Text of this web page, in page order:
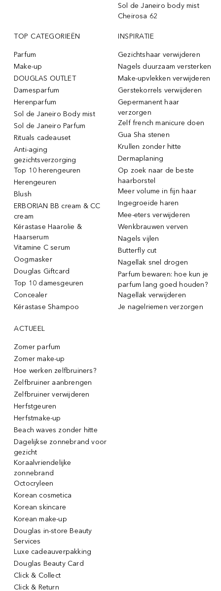
Sol de Janeiro body mist
Cheirosa 62
TOP CATEGORIEËN
Parfum
Make-up
DOUGLAS OUTLET
Damesparfum
Herenparfum
Sol de Janeiro Body mist
Sol de Janeiro Parfum
Rituals cadeauset
Anti-aging
gezichtsverzorging
Top 10 herengeuren
Herengeuren
Blush
ERBORIAN BB cream & CC
cream
Kérastase Haarolie &
Haarserum
Vitamine C serum
Oogmasker
Douglas Giftcard
Top 10 damesgeuren
Concealer
Kérastase Shampoo
INSPIRATIE
Gezichtshaar verwijderen
Nagels duurzaam versterken
Make-upvlekken verwijderen
Gerstekorrels verwijderen
Gepermanent haar
verzorgen
Zelf french manicure doen
Gua Sha stenen
Krullen zonder hitte
Dermaplaning
Op zoek naar de beste
haarborstel
Meer volume in fijn haar
Ingegroeide haren
Mee-eters verwijderen
Wenkbrauwen verven
Nagels vijlen
Butterfly cut
Nagellak snel drogen
Parfum bewaren: hoe kun je
parfum lang goed houden?
Nagellak verwijderen
Je nagelriemen verzorgen
ACTUEEL
Zomer parfum
Zomer make-up
Hoe werken zelfbruiners?
Zelfbruiner aanbrengen
Zelfbruiner verwijderen
Herfstgeuren
Herfstmake-up
Beach waves zonder hitte
Dagelijkse zonnebrand voor
gezicht
Koraalvriendelijke
zonnebrand
Octocryleen
Korean cosmetica
Korean skincare
Korean make-up
Douglas in-store Beauty
Services
Luxe cadeauverpakking
Douglas Beauty Card
Click & Collect
Click & Return